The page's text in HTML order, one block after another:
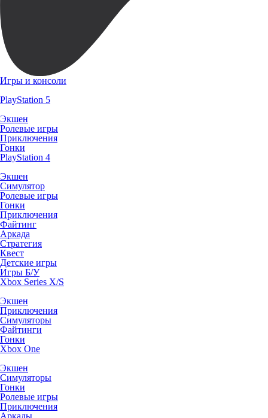
Игры и консоли
PlayStation 5
Экшен
Ролевые игры
Приключения
Гонки
PlayStation 4
Экшен
Симулятор
Ролевые игры
Гонки
Приключения
Файтинг
Аркада
Стратегия
Квест
Детские игры
Игры Б/У
Xbox Series X/S
Экшен
Приключения
Симуляторы
Файтинги
Гонки
Xbox One
Экшен
Симуляторы
Гонки
Ролевые игры
Приключения
Аркады